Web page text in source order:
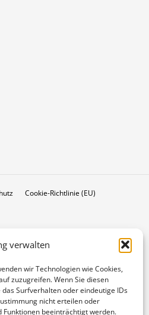
verwalten
wir Technologien wie Cookies,
zuzugreifen. Wenn Sie diesen
Surfverhalten oder eindeutige IDs
nicht erteilen oder
beeinträchtigt werden.
Cookie-Richtlinie (EU)